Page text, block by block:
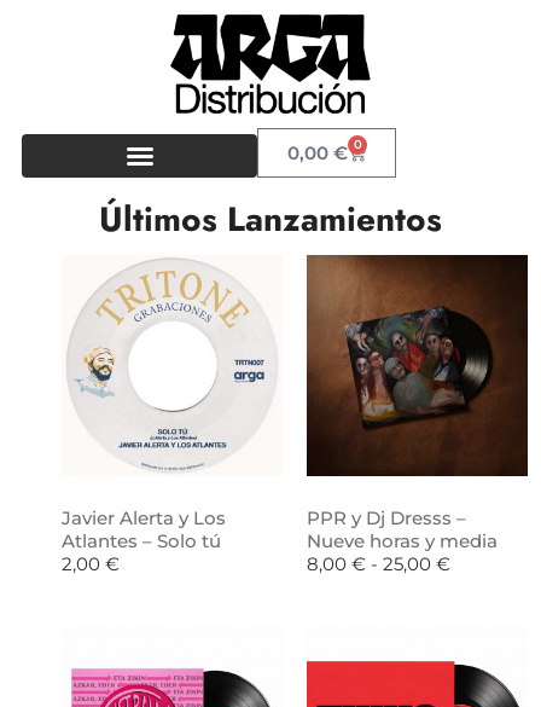
0,00€ 0
Últimos Lanzamientos
Javier Alerta y Los
Atlantes – Solo tú
2,00 €
PPR y Dj Dresss –
Nueve horas y media
8,00 € - 25,00 €